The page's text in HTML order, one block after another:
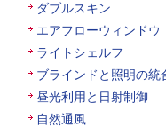
ダブルスキン
エアフローウィンドウ
ライトシェルフ
ブラインドと照明の
昼光利用と日射制御
自然通風